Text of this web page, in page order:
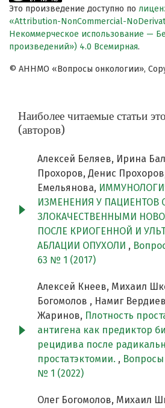
Это произведение доступно по
«Attribution-NonCommercial-
Некоммерческое использование —
произведений») 4.0 Всемирная.
© АННМО «Вопросы онкологии»,
Наиболее читаемые статьи
(авторов)
Алексей Беляев, Ирина
Прохоров, Денис
Емельянова,
ИЗМЕНЕНИЯ У ПАЦИЕНТОВ
ЗЛОКАЧЕСТВЕННЫМИ
ПОСЛЕ КРИОГЕННОЙ И
АБЛАЦИИ ОПУХОЛИ ,
63 № 1 (2017)
Алексей Кнеев, Михаил
Богомолов , Намиг
Жаринов, Плотность
антигена как предиктор
рецидива после
простатэктомии. ,
№ 1 (2022)
Олег Богомолов, Михаил